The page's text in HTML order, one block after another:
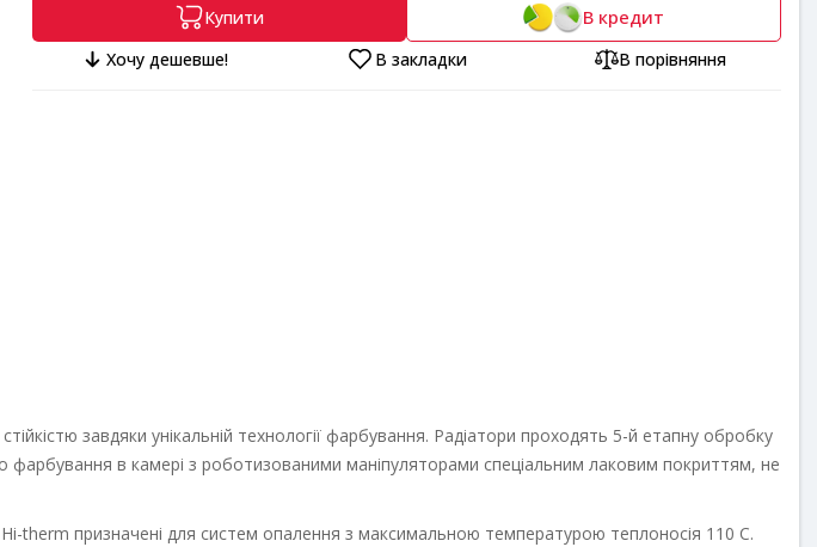
Купити В кредит
Хочу дешевше! В закладки В порівняння
завдяки унікальній технології фарбування. Радіатори проходять 5-й етапну обробку поверхні
з роботизованими маніпуляторами спеціальним лаковим покриттям, не виділяє шкідливих
призначені для систем опалення з максимальною температурою теплоносія 110 С.